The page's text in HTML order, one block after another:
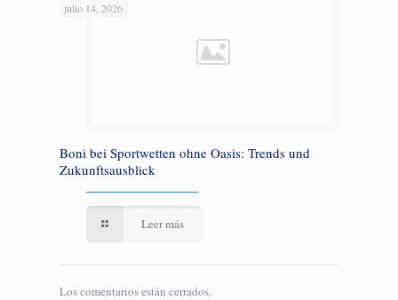
julio 14, 2026
Boni bei Sportwetten ohne Oasis: Trends und
Zukunftsausblick
Leer más
Los comentarios están cerrados.